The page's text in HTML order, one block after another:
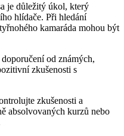
je důležitý úkol, který
hlídače. Při hledání
kamaráda mohou být
od známých,
zkušenosti s
zkušenosti a
absolvovaných kurzů nebo